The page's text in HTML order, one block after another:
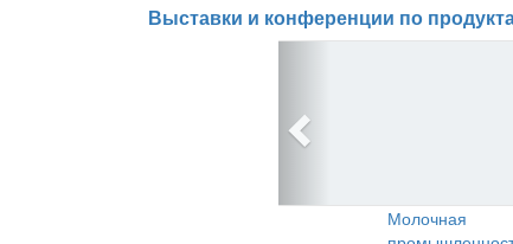
Выставки и конференции по
Молочная